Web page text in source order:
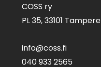
COSS ry
PL 35,33101 Tampere
info@coss.fi
040 933 2565